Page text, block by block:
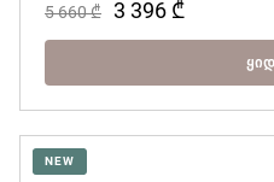
5 660₾ 3 396 ₾
NEW